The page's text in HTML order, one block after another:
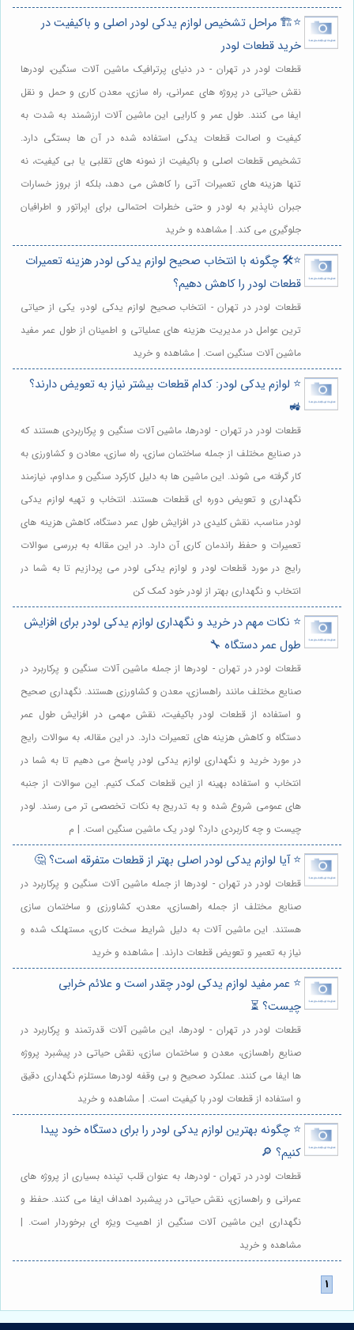
⭐️🏗️ مراحل تشخیص لوازم یدکی لودر اصلی و باکیفیت در
خرید قطعات لودر
قطعات لودر در تهران - در دنیای پرترافیک ماشین آلات سنگین، لودرها
نقش حیاتی در پروژه های عمرانی، راه سازی، معدن کاری و حمل و نقل
ایفا می کنند. طول عمر و کارایی این ماشین آلات ارزشمند به شدت به
کیفیت و اصالت قطعات یدکی استفاده شده در آن ها بستگی دارد.
تشخیص قطعات اصلی و باکیفیت از نمونه های تقلبی یا بی کیفیت، نه
تنها هزینه های تعمیرات آتی را کاهش می دهد، بلکه از بروز خسارات
جبران ناپذیر به لودر و حتی خطرات احتمالی برای اپراتور و اطرافیان
جلوگیری می کند. | مشاهده و خرید
⭐️🛠️ چگونه با انتخاب صحیح لوازم یدکی لودر هزینه تعمیرات
قطعات لودر را کاهش دهیم؟
قطعات لودر در تهران - انتخاب صحیح لوازم یدکی لودر، یکی از حیاتی
ترین عوامل در مدیریت هزینه های عملیاتی و اطمینان از طول عمر مفید
ماشین آلات سنگین است. | مشاهده و خرید
⭐️ لوازم یدکی لودر: کدام قطعات بیشتر نیاز به تعویض دارند؟
🚜
قطعات لودر در تهران - لودرها، ماشین آلات سنگین و پرکاربردی هستند که
در صنایع مختلف از جمله ساختمان سازی، راه سازی، معادن و کشاورزی به
کار گرفته می شوند. این ماشین ها به دلیل کارکرد سنگین و مداوم، نیازمند
نگهداری و تعویض دوره ای قطعات هستند. انتخاب و تهیه لوازم یدکی
لودر مناسب، نقش کلیدی در افزایش طول عمر دستگاه، کاهش هزینه های
تعمیرات و حفظ راندمان کاری آن دارد. در این مقاله به بررسی سوالات
رایج در مورد قطعات لودر و لوازم یدکی لودر می پردازیم تا به شما در
انتخاب و نگهداری بهتر از لودر خود کمک کن
⭐️ نکات مهم در خرید و نگهداری لوازم یدکی لودر برای افزایش
طول عمر دستگاه 🔧
قطعات لودر در تهران - لودرها از جمله ماشین آلات سنگین و پرکاربرد در
صنایع مختلف مانند راهسازی، معدن و کشاورزی هستند. نگهداری صحیح
و استفاده از قطعات لودر باکیفیت، نقش مهمی در افزایش طول عمر
دستگاه و کاهش هزینه های تعمیرات دارد. در این مقاله، به سوالات رایج
در مورد خرید و نگهداری لوازم یدکی لودر پاسخ می دهیم تا به شما در
انتخاب و استفاده بهینه از این قطعات کمک کنیم. این سوالات از جنبه
های عمومی شروع شده و به تدریج به نکات تخصصی تر می رسند. لودر
چیست و چه کاربردی دارد؟ لودر یک ماشین سنگین است. | م
⭐️ آیا لوازم یدکی لودر اصلی بهتر از قطعات متفرقه است؟ 🤔
قطعات لودر در تهران - لودرها از جمله ماشین آلات سنگین و پرکاربرد در
صنایع مختلف از جمله راهسازی، معدن، کشاورزی و ساختمان سازی
هستند. این ماشین آلات به دلیل شرایط سخت کاری، مستهلک شده و
نیاز به تعمیر و تعویض قطعات دارند. | مشاهده و خرید
⭐️ عمر مفید لوازم یدکی لودر چقدر است و علائم خرابی
چیست؟ ⏳
قطعات لودر در تهران - لودرها، این ماشین آلات قدرتمند و پرکاربرد در
صنایع راهسازی، معدن و ساختمان سازی، نقش حیاتی در پیشبرد پروژه
ها ایفا می کنند. عملکرد صحیح و بی وقفه لودرها مستلزم نگهداری دقیق
و استفاده از قطعات لودر با کیفیت است. | مشاهده و خرید
⭐️ چگونه بهترین لوازم یدکی لودر را برای دستگاه خود پیدا
کنیم؟ 🔎
قطعات لودر در تهران - لودرها، به عنوان قلب تپنده بسیاری از پروژه های
عمرانی و راهسازی، نقش حیاتی در پیشبرد اهداف ایفا می کنند. حفظ و
نگهداری این ماشین آلات سنگین از اهمیت ویژه ای برخوردار است. |
مشاهده و خرید